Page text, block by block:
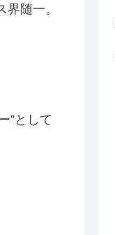
随一。
”として